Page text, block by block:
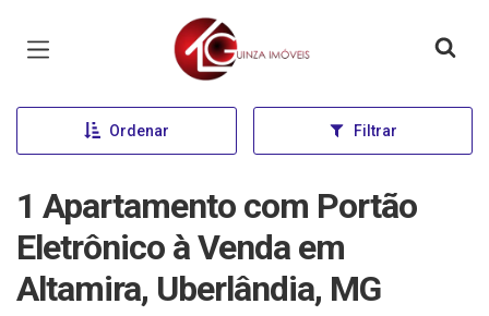
Página inicial
Ordenar Filtrar
1 Apartamento com Portão
Eletrônico à Venda em
Altamira, Uberlândia, MG